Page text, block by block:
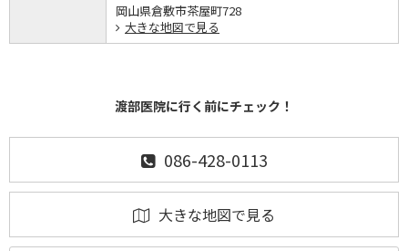
岡山県倉敷市茶屋町728
大きな地図で見る
渡部医院に行く前にチェック！
086-428-0113
大きな地図で見る